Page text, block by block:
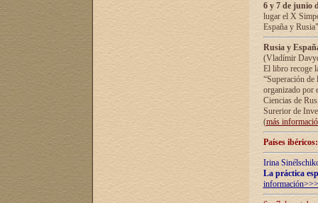
6 y 7 de junio
lugar el X
España y
Rusia y
(Vladímir
El libro recoge
“Superación
organizado por
Ciencias de
Surerior de
(más
Países
Irina
La práctica
información>>>